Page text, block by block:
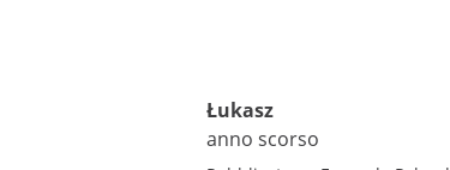
Łukasz
anno scorso